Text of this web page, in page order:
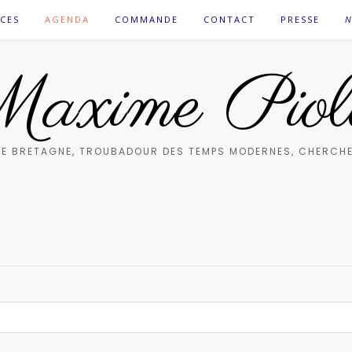
AGENDA COMMANDE CONTACT PRESSE
BRETAGNE, TROUBADOUR DES TEMPS MODERNES,